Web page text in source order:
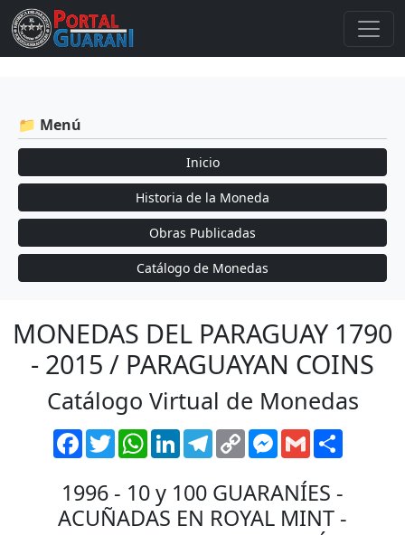
📁 Menú
Inicio
Historia de la Moneda
Obras Publicadas
Catálogo de Monedas
MONEDAS DEL PARAGUAY 1790
- 2015 / PARAGUAYAN COINS
Catálogo Virtual de Monedas
Facebook
TwitterWhatsApp
LinkedInTelegram
Copy
Link
Messenger
Gmail
1996 - 10 y 100 GUARANÍES -
ACUÑADAS EN ROYAL MINT -